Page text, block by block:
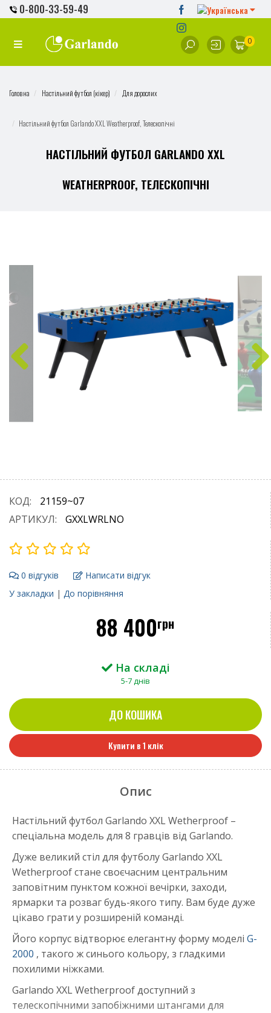
0-800-33-59-49
0
Головна Настільний футбол (кікер) Для дорослих
Настільний футбол Garlando XXL Weatherproof, Телескопічні
НАСТІЛЬНИЙ ФУТБОЛ GARLANDO XXL
WEATHERPROOF, ТЕЛЕСКОПІЧНІ
КОД:
21159~07
АРТИКУЛ:
GXXLWRLNO
0 відгуків
Написати відгук
У закладки | До порівняння
88 400грн
На складі
5-7 днів
ДО КОШИКА
Купити в 1 клік
Опис
Настільний футбол Garlando XXL Wetherproof –
спеціальна модель для 8 гравців від Garlando.
Дуже великий стіл для футболу Garlando XXL
Wetherproof стане своєчасним центральним
заповітним пунктом кожної вечірки, заходи,
ярмарки та розваг будь-якого типу. Вам буде дуже
цікаво грати у розширеній команді.
Його корпус відтворює елегантну форму моделі G-
2000 , такого ж синього кольору, з гладкими
похилими ніжками.
Garlando XXL Wetherproof доступний з
телескопічними запобіжними штангами для